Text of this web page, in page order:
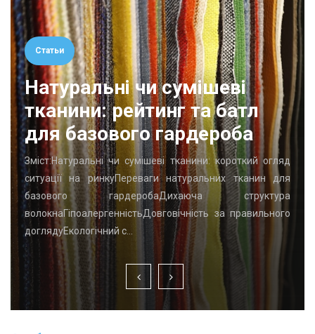
Статьи
Натуральні чи сумішеві
тканини: рейтинг та батл
для базового гардероба
Зміст:Натуральні чи сумішеві тканини: короткий огляд
ситуації на ринкуПереваги натуральних тканин для
базового гардеробаДихаюча структура
волокнаГіпоалергенністьДовговічність за правильного
доглядуЕкологічний с…